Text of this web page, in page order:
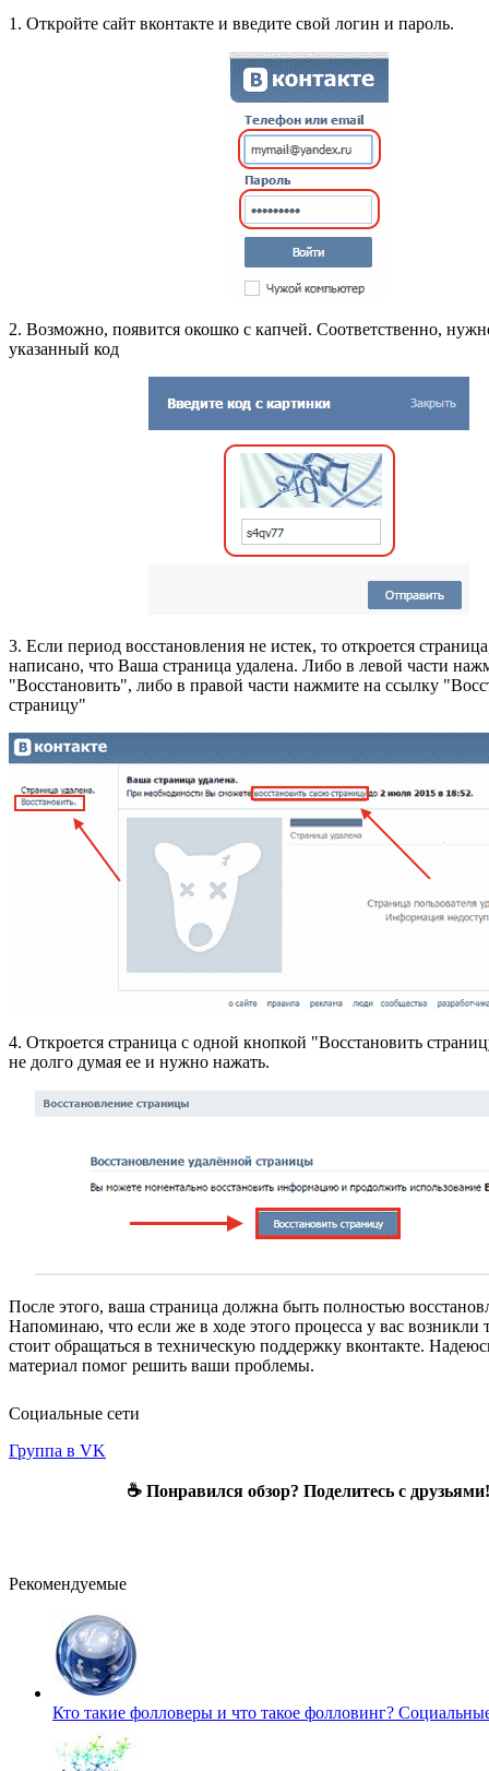
1. Откройте сайт вконтакте и введите свой логин и пароль.
2. Возможно, появится окошко с капчей. Соответственно,
указанный код
3. Если период восстановления не истек, то откроется
написано, что Ваша страница удалена. Либо в левой части
"Восстановить", либо в правой части нажмите на ссылку
страницу"
4. Откроется страница с одной кнопкой "Восстановить
не долго думая ее и нужно нажать.
После этого, ваша страница должна быть полностью
Напоминаю, что если же в ходе этого процесса у вас возникли
стоит обращаться в техническую поддержку вконтакте.
материал помог решить ваши проблемы.
Социальные сети
Группа в VK
☕ Понравился обзор? Поделитесь с
Рекомендуемые
Кто такие фолловеры и что такое фолловинг?